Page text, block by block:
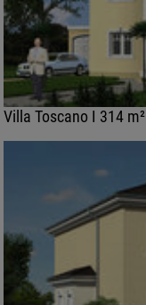
Villa Toscano I 314 m²